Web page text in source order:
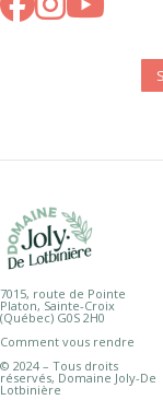
7015, route de Pointe
Platon, Sainte-Croix
(Québec) G0S 2H0
Comment vous rendre
© 2024 – Tous droits
réservés, Domaine Joly-De
Lotbinière